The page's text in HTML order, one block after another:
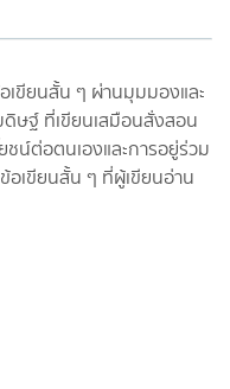
เขียนสั้น ๆ ผ่านมุมมองและ
ษฐ์ ที่เขียนเสมือนสั่งสอน
ชน์ต่อตนเองและการอยู่ร่วม
อเขียนสั้น ๆ ที่ผู้เขียนอ่าน